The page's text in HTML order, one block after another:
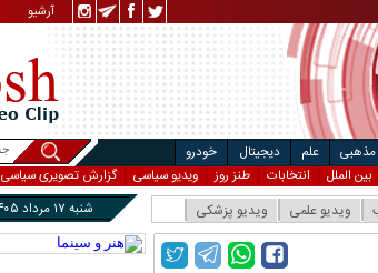
آرشیو
مذهبی علم دیجیتال
خودرو
بین الملل انتخابات طنز روز ویدیو سیاسی گزارش تصویری سیاسی
ویدیو علمی ویدیو پزشکی شنبه ۱۷ مرداد ۱۴۰۵